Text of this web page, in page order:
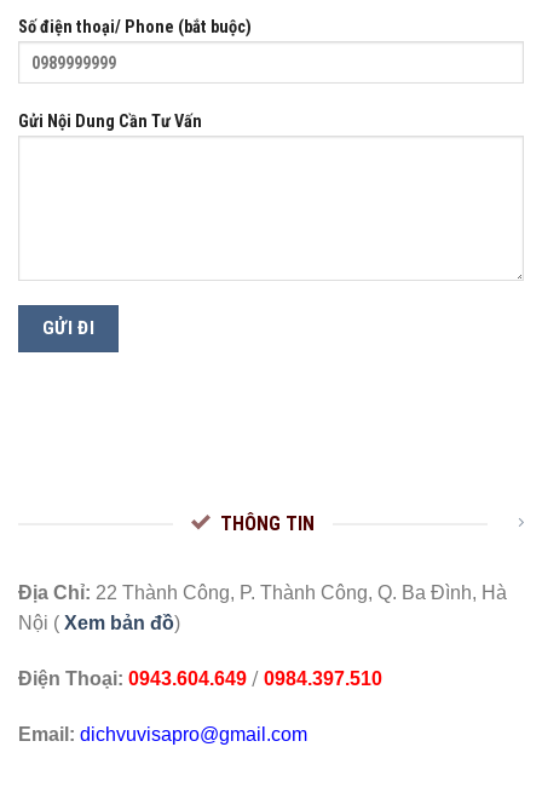
Số điện thoại/ Phone (bắt buộc)
Gửi Nội Dung Cần Tư Vấn
THÔNG TIN
Địa Chỉ: 22 Thành Công, P. Thành Công, Q. Ba Đình, Hà
Nội ( Xem bản đồ)
Điện Thoại: 0943.604.649 / 0984.397.510
Email: dichvuvisapro@gmail.com